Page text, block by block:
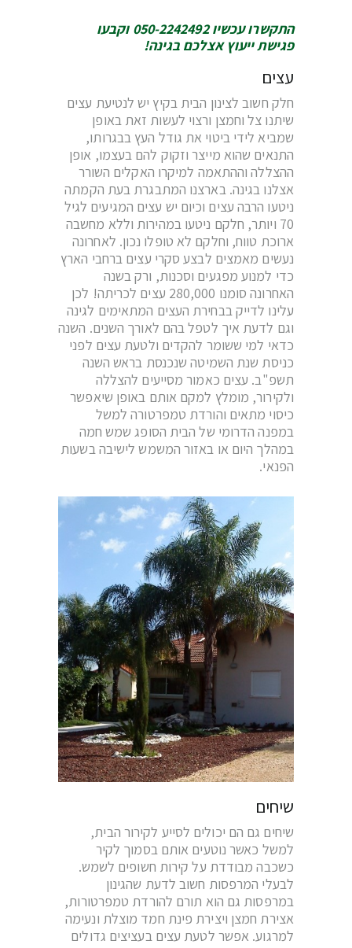
התקשרו עכשיו 050-2242492 וקבעו
פגישת ייעוץ אצלכם בגינה!
עצים
חלק חשוב לצינון הבית בקיץ יש לנטיעת עצים
שיתנו צל וחמצן ורצוי לעשות זאת באופן
שמביא לידי ביטוי את גודל העץ בבגרותו,
התנאים שהוא מייצר וזקוק להם בעצמו, אופן
ההצללה וההתאמה למיקרו האקלים השורר
אצלנו בגינה. בארצנו המתבגרת בעת הקמתה
ניטעו הרבה עצים וכיום יש עצים המגיעים לגיל
70 ויותר, חלקם ניטעו במהירות וללא מחשבה
ארוכת טווח, וחלקם לא טופלו נכון. לאחרונה
נעשים מאמצים לבצע סקרי עצים ברחבי הארץ
כדי למנוע מפגעים וסכנות, ורק בשנה
האחרונה סומנו 280,000 עצים לכריתה! לכן
עלינו לדייק בבחירת העצים המתאימים לגינה
וגם לדעת איך לטפל בהם לאורך השנים. השנה
כדאי למי ששומר להקדים ולטעת עצים לפני
כניסת שנת השמיטה שנכנסת בראש השנה
תשפ"ב. עצים כאמור מסייעים להצללה
ולקירור, מומלץ למקם אותם באופן שיאפשר
כיסוי מתאים והורדת טמפרטורה למשל
במפנה הדרומי של הבית הסופג שמש חמה
במהלך היום או באזור המשמש לישיבה בשעות
הפנאי.
שיחים
שיחים גם הם יכולים לסייע לקירור הבית,
למשל כאשר נוטעים אותם בסמוך לקיר
כשכבה מבודדת על קירות חשופים לשמש.
לבעלי המרפסות חשוב לדעת שהגינון
במרפסות גם הוא תורם להורדת טמפרטורות,
אצירת חמצן ויצירת פינת חמד מוצלת ונעימה
למרגוע. אפשר לטעת עצים בעציצים גדולים